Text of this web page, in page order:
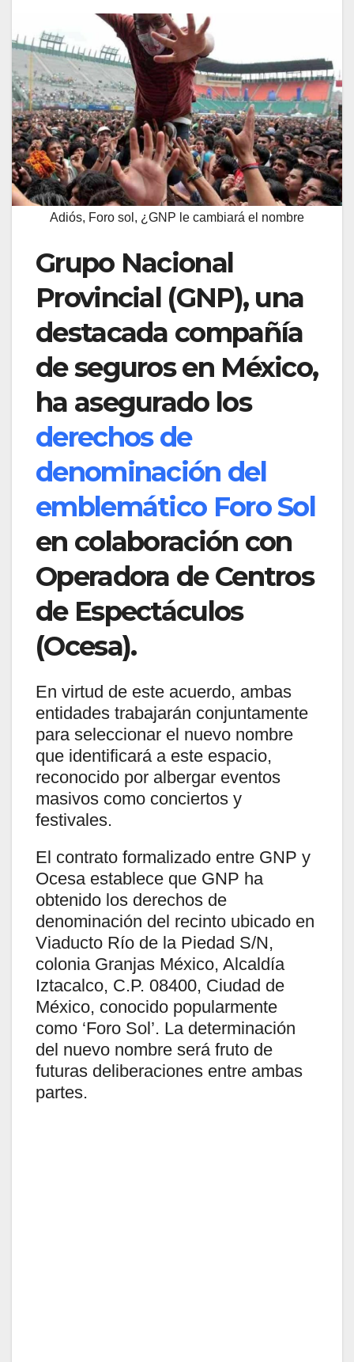
Adiós, Foro sol, ¿GNP le cambiará el nombre
Grupo Nacional
Provincial (GNP), una
destacada compañía
de seguros en México,
ha asegurado los
derechos de
denominación del
emblemático Foro Sol
en colaboración con
Operadora de Centros
de Espectáculos
(Ocesa).
En virtud de este acuerdo, ambas
entidades trabajarán conjuntamente
para seleccionar el nuevo nombre
que identificará a este espacio,
reconocido por albergar eventos
masivos como conciertos y
festivales.
El contrato formalizado entre GNP y
Ocesa establece que GNP ha
obtenido los derechos de
denominación del recinto ubicado en
Viaducto Río de la Piedad S/N,
colonia Granjas México, Alcaldía
Iztacalco, C.P. 08400, Ciudad de
México, conocido popularmente
como ‘Foro Sol’. La determinación
del nuevo nombre será fruto de
futuras deliberaciones entre ambas
partes.